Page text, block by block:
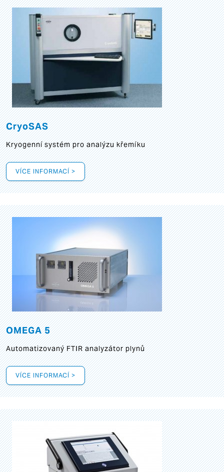
CryoSAS
Kryogenní systém pro analýzu křemíku
VÍCE INFORMACÍ >
OMEGA 5
Automatizovaný FTIR analyzátor plynů
VÍCE INFORMACÍ >